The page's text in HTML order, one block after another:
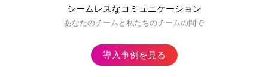
シームレスなコミュニケーション
あなたのチームと私たちのチームの間で
導入事例を見る